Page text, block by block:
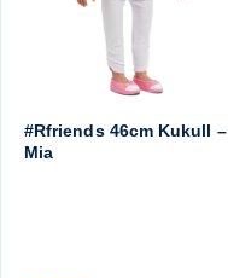
#Rfriends 46cm Kukull –
Mia